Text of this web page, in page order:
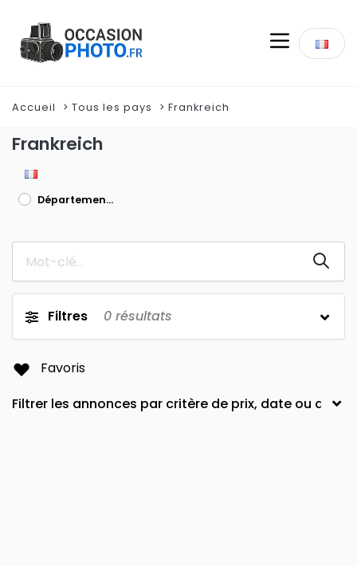
Accueil Tous les pays Frankreich
Frankreich
Département Rhône
Filtres 0 résultats
Favoris